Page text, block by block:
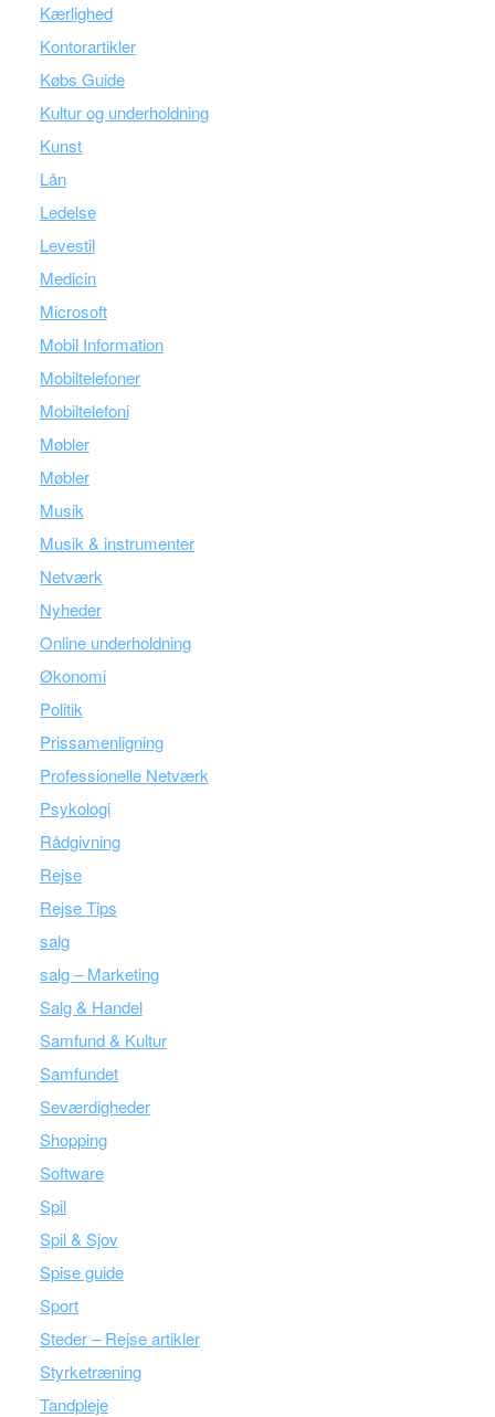
Kærlighed
Kontorartikler
Købs Guide
Kultur og underholdning
Kunst
Lån
Ledelse
Levestil
Medicin
Microsoft
Mobil Information
Mobiltelefoner
Mobiltelefoni
Møbler
Møbler
Musik
Musik & instrumenter
Netværk
Nyheder
Online underholdning
Økonomi
Politik
Prissamenligning
Professionelle Netværk
Psykologi
Rådgivning
Rejse
Rejse Tips
salg
salg – Marketing
Salg & Handel
Samfund & Kultur
Samfundet
Seværdigheder
Shopping
Software
Spil
Spil & Sjov
Spise guide
Sport
Steder – Rejse artikler
Styrketræning
Tandpleje